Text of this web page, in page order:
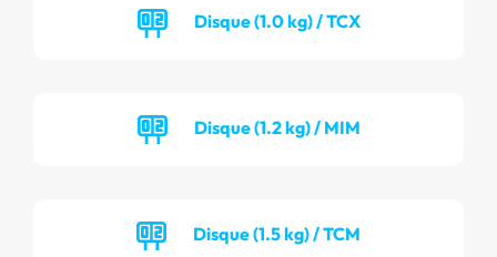
Disque (1.0 kg) / TCX
Disque (1.2 kg) / MIM
Disque (1.5 kg) / TCM